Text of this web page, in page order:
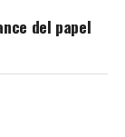
del papel